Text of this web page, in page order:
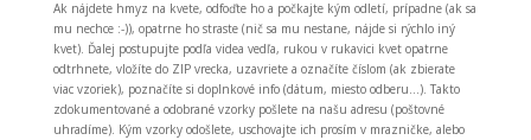
Ak nájdete hmyz na kvete, odfoďte ho a počkajte kým odletí, prípadne (ak sa
mu nechce :-)), opatrne ho straste (nič sa mu nestane, nájde si rýchlo iný
kvet). Ďalej postupujte podľa videa vedľa, rukou v rukavici kvet opatrne
odtrhnete, vložíte do ZIP vrecka, uzavriete a označíte číslom (ak zbierate
viac vzoriek), poznačíte si doplnkové info (dátum, miesto odberu…). Takto
zdokumentované a odobrané vzorky pošlete na našu adresu (poštovné
uhradíme). Kým vzorky odošlete, uschovajte ich prosím v mrazničke, alebo